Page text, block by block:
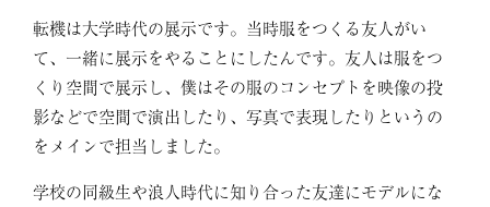
転機は大学時代の展示です。当時服をつくる友人がい
て、一緒に展示をやることにしたんです。友人は服をつ
くり空間で展示し、僕はその服のコンセプトを映像の投
影などで空間で演出したり、写真で表現したりというの
をメインで担当しました。
学校の同級生や浪人時代に知り合った友達にモデルにな